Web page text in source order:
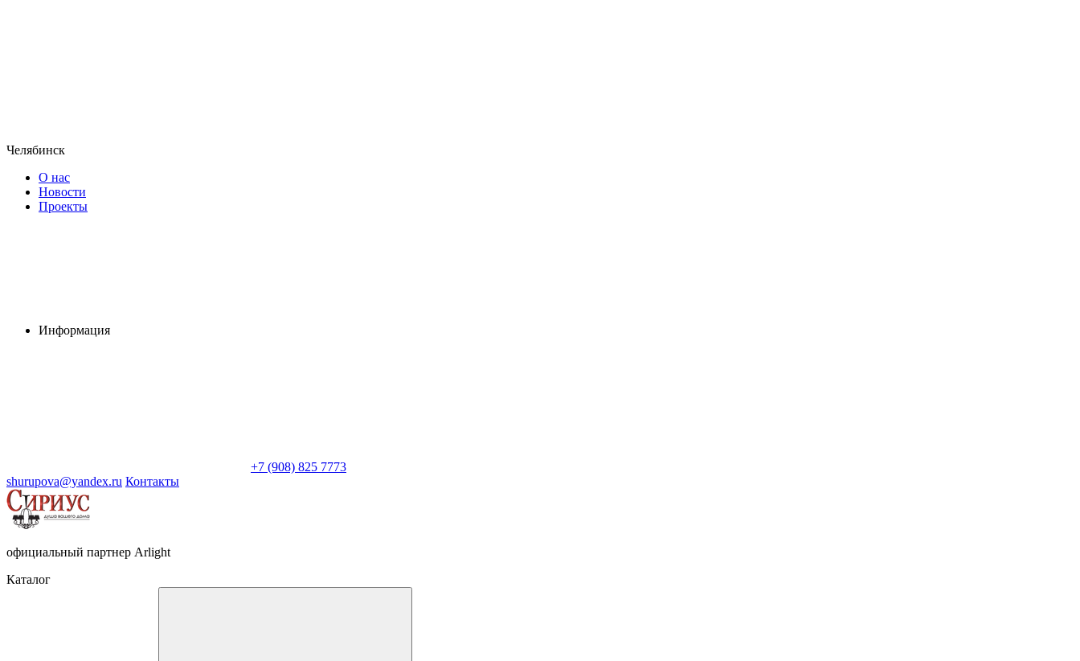
Челябинск
О нас
Новости
Проекты
Информация
+7 (908) 825 7773
shurupova@yandex.ru Контакты
официальный партнер Arlight
Каталог